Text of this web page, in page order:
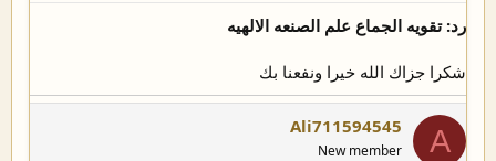
رد: تقويه الجماع علم الصنعه الالهيه
شكرا جزاك الله خيرا ونفعنا بك
A
Ali711594545
New member